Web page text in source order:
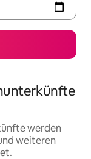
werden
weiteren